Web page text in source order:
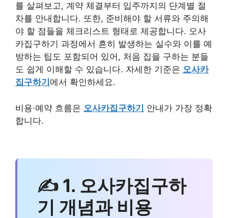
를 살펴보고, 계약 체결부터 입주까지의 단계별 절
차를 안내합니다. 또한, 준비해야 할 서류와 주의해
야 할 점들을 체크리스트 형태로 제공합니다. 오사
카집구하기 과정에서 흔히 발생하는 실수와 이를 예
방하는 팁도 포함되어 있어, 처음 집을 구하는 분들
도 쉽게 이해할 수 있습니다. 자세한 기준은 오사카
집구하기 에서 확인하세요.
비용·예약 흐름은 오사카집구하기 안내가 가장 정확
합니다.
✍ 1. 오사카집구하
기 개념과 비용